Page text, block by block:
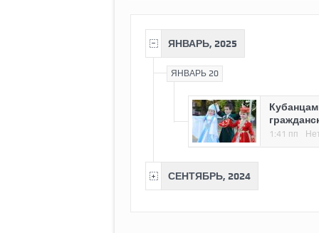
ЯНВАРЬ, 2025
ЯНВАРЬ 20
1:41 пп
СЕНТЯБРЬ, 2024